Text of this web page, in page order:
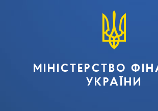
МІНІСТЕРСТВО
УКРАЇНИ